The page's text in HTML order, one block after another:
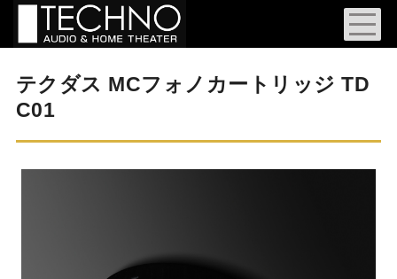
テクダス MCフォノカートリッジ TD
C01